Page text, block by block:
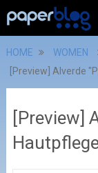
HOME WOMEN
[Preview] Alverde
[Preview]